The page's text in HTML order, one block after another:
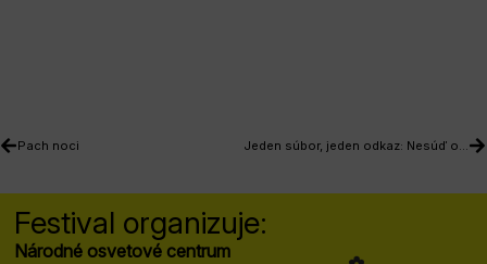
Pach noci Jeden súbor, jeden odkaz: Nesúď obal, radšej prečítaj zloženie
Festival organizuje:
Národné osvetové centrum